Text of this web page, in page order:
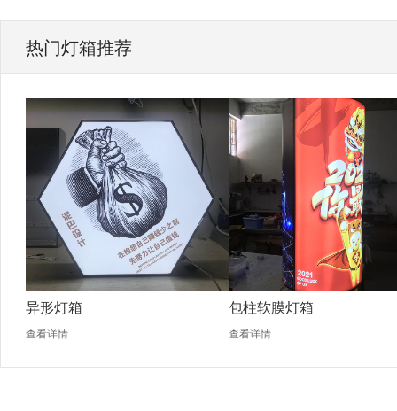
热门灯箱推荐
异形灯箱
查看详情
包柱软膜灯箱
查看详情